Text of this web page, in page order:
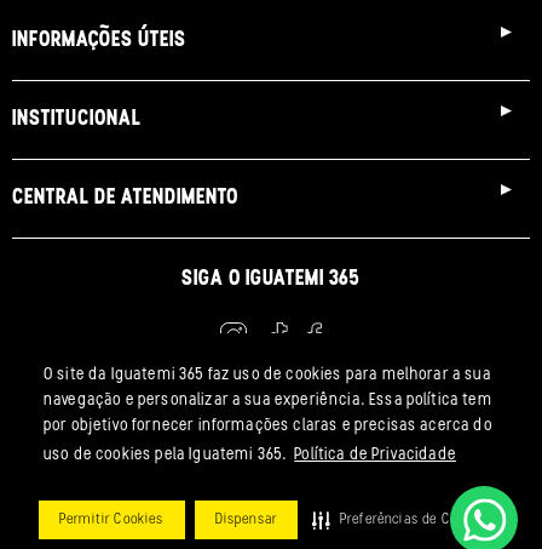
O site da Iguatemi 365 faz uso de cookies para melhorar a sua
navegação e personalizar a sua experiência. Essa política tem
por objetivo fornecer informações claras e precisas acerca do
uso de cookies pela Iguatemi 365. Política de Privacidade
Permitir Cookies Dispensar Preferências de Cookie
INFORMAÇÕES ÚTEIS
INSTITUCIONAL
CENTRAL DE ATENDIMENTO
SIGA O IGUATEMI 365
IGUATEMI 365 LTDA. | CNPJ: 11.428.403/0001-52 | INSCRIÇÃO ESTADUAL:
123.076.013.113